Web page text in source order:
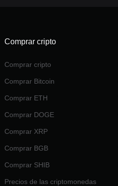
Comprar cripto
Comprar cripto
Comprar Bitcoin
Comprar ETH
Comprar DOGE
Comprar XRP
Comprar BGB
Comprar SHIB
Precios de las criptomonedas